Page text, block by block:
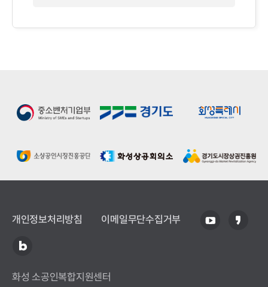
개인정보처리방침 이메일무단수집거부
화성 소공인복합지원센터